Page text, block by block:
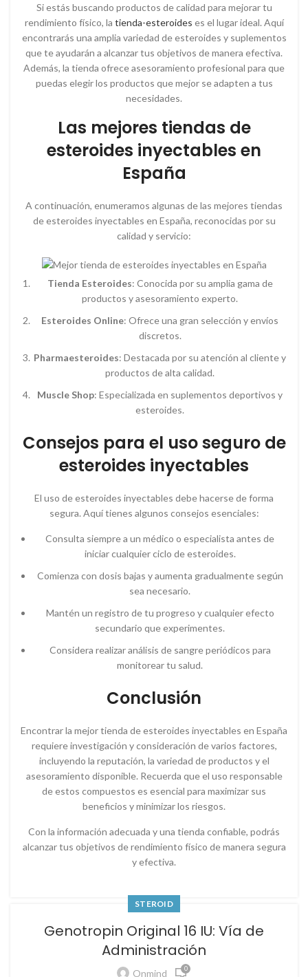
Si estás buscando productos de calidad para mejorar tu
rendimiento físico, la tienda-esteroides es el lugar ideal. Aquí
encontrarás una amplia variedad de esteroides y suplementos
que te ayudarán a alcanzar tus objetivos de manera efectiva.
Además, la tienda ofrece asesoramiento profesional para que
puedas elegir los productos que mejor se adapten a tus
necesidades.
Las mejores tiendas de
esteroides inyectables en
España
A continuación, enumeramos algunas de las mejores tiendas
de esteroides inyectables en España, reconocidas por su
calidad y servicio:
Tienda Esteroides: Conocida por su amplia gama de
productos y asesoramiento experto.
Esteroides Online: Ofrece una gran selección y envíos
discretos.
Pharmaesteroides: Destacada por su atención al cliente y
productos de alta calidad.
Muscle Shop: Especializada en suplementos deportivos y
esteroides.
Consejos para el uso seguro de
esteroides inyectables
El uso de esteroides inyectables debe hacerse de forma
segura. Aquí tienes algunos consejos esenciales:
Consulta siempre a un médico o especialista antes de
iniciar cualquier ciclo de esteroides.
Comienza con dosis bajas y aumenta gradualmente según
sea necesario.
Mantén un registro de tu progreso y cualquier efecto
secundario que experimentes.
Considera realizar análisis de sangre periódicos para
monitorear tu salud.
Conclusión
Encontrar la mejor tienda de esteroides inyectables en España
requiere investigación y consideración de varios factores,
incluyendo la reputación, la variedad de productos y el
asesoramiento disponible. Recuerda que el uso responsable
de estos compuestos es esencial para maximizar sus
beneficios y minimizar los riesgos.
Con la información adecuada y una tienda confiable, podrás
alcanzar tus objetivos de rendimiento físico de manera segura
y efectiva.
STEROID
Genotropin Original 16 IU: Vía de
Administración
Onmind 0